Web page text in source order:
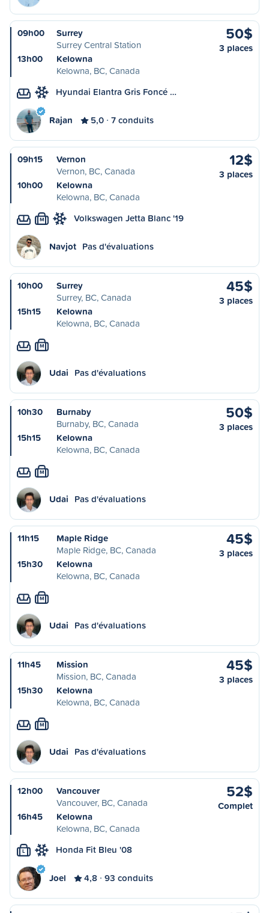
09h00
Surrey
Surrey Central Station
13h00
Kelowna
Kelowna, BC, Canada
50$
3 places
Hyundai Elantra Gris Foncé …
Rajan 5,0 7 conduits
09h15
Vernon
Vernon, BC, Canada
10h00
Kelowna
Kelowna, BC, Canada
12$
3 places
M Volkswagen Jetta Blanc '19
Navjot Pas d'évaluations
10h00
Surrey
Surrey, BC, Canada
15h15
Kelowna
Kelowna, BC, Canada
45$
3 places
M
Udai Pas d'évaluations
10h30
Burnaby
Burnaby, BC, Canada
15h15
Kelowna
Kelowna, BC, Canada
50$
3 places
M
Udai Pas d'évaluations
11h15
Maple Ridge
Maple Ridge, BC, Canada
15h30
Kelowna
Kelowna, BC, Canada
45$
3 places
M
Udai Pas d'évaluations
11h45
Mission
Mission, BC, Canada
15h30
Kelowna
Kelowna, BC, Canada
45$
3 places
M
Udai Pas d'évaluations
12h00
Vancouver
Vancouver, BC, Canada
16h45
Kelowna
Kelowna, BC, Canada
52$
Complet
L Honda Fit Bleu '08
Joel 4,8 93 conduits